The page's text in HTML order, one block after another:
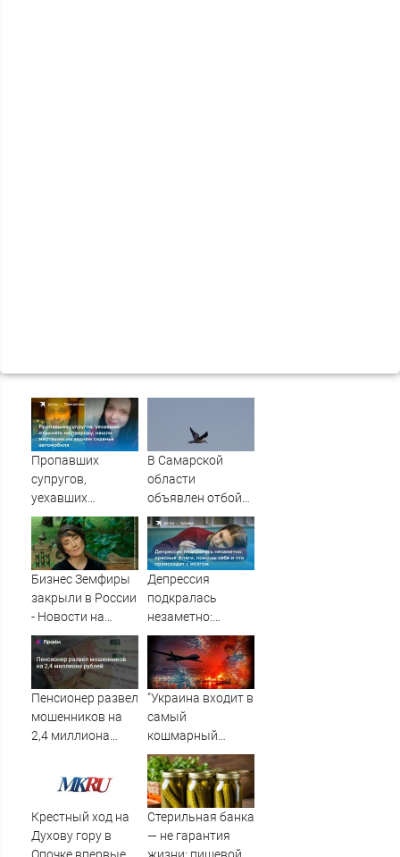
Пропавших
супругов,
уехавших
отдыхать на
природу, нашли
мертвыми на
заднем сиденье
автомобиля
В Самарской
области
объявлен отбой
возможности
атаки с воздуха
Бизнес Земфиры
закрыли в России
- Новости на
Вести.ru
Депрессия
подкралась
незаметно:
красные флаги,
помощь себе и
что происходит с
мозгом
Пенсионер развел
мошенников на
2,4 миллиона
"Украина входит в
самый
кошмарный
период": Врагу
будет не до
терактов! Первый
из трёх сценариев
Крестный ход на
Духову гору в
Стерильная банка
— не гарантия